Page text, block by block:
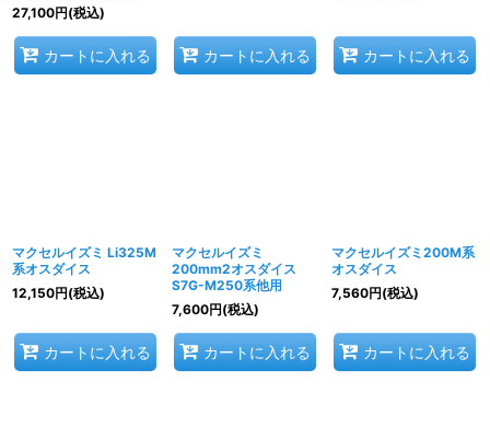
27,100円(税込)
カートに入れる カートに入れる カートに入れる
マクセルイズミ Li325M
系オスダイス
12,150円(税込)
カートに入れる
マクセルイズミ
200mm2オスダイス
S7G-M250系他用
7,600円(税込)
カートに入れる
マクセルイズミ200M系
オスダイス
7,560円(税込)
カートに入れる